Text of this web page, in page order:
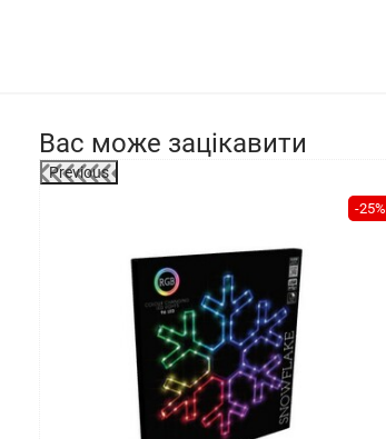
Вас може зацікавити
Previous
-25%